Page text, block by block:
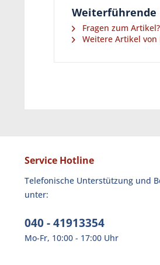
Weiterführende
Fragen zum Artikel?
Weitere Artikel von
Service Hotline
Telefonische Unterstützung und
unter:
040 - 41913354
Mo-Fr, 10:00 - 17:00 Uhr